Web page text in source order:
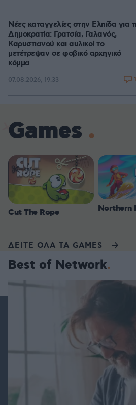
Νέες καταγγελίες στην Ελπίδα για
Δημοκρατία: Γρατσία, Γαλανός,
Καρυστιανού και αυλικοί το
μετέτρεψαν σε φοβικό αρχηγικό
κόμμα
07.08.2026, 19:33
Games
Cut The Rope Northern
ΔΕΙΤΕ ΟΛΑ ΤΑ GAMES
Best of Network